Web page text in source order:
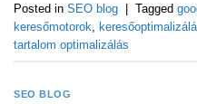
Posted in SEO blog | Tagged
keresőmotorok
tartalom optimalizálás
SEO BLOG